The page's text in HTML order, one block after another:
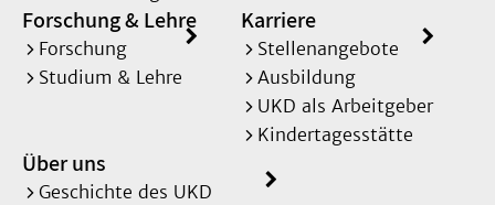
Forschung & Lehre
Forschung
Studium & Lehre
Karriere
Stellenangebote
Ausbildung
UKD als Arbeitgeber
Kindertagesstätte
Über uns
Geschichte des UKD